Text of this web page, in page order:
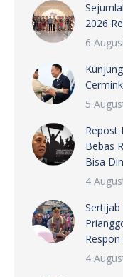
2026
6
5
Repost
Bebas
Bisa
4
Sertijab
4